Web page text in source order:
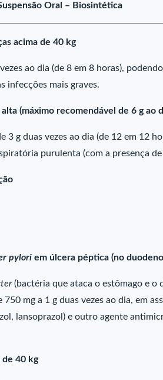
Oral – Biosintética
acima de 40 kg
ao dia (de 8 em 8 horas),
infecções mais graves.
(máximo recomendável de 6 g ao
3 g duas vezes ao dia (de 12 em 12
purulenta (com a presença
pylori em úlcera péptica (no
(bactéria que ataca o estômago e o
mg a 1 g duas vezes ao dia, em
lansoprazol) e outro agente
de 40 kg